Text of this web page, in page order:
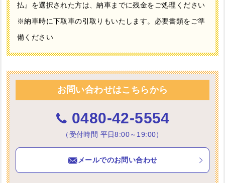
払』を選択された方は、納車までに残金をご処理ください
※納車時に下取車の引取りもいたします。必要書類をご準
備ください
お問い合わせはこちらから
0480-42-5554
（受付時間 平日8:00～19:00）
メールでのお問い合わせ